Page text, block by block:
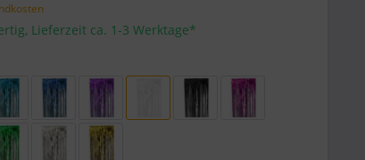
Lieferzeit ca. 1-3 Werktage*